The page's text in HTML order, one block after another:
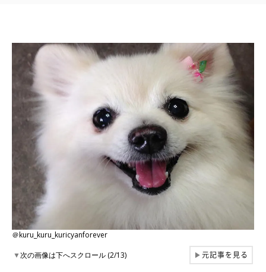
＠kuru_kuru_kuricyanforever
▼次の画像は下へスクロール (2/13) ▶元記事を見る